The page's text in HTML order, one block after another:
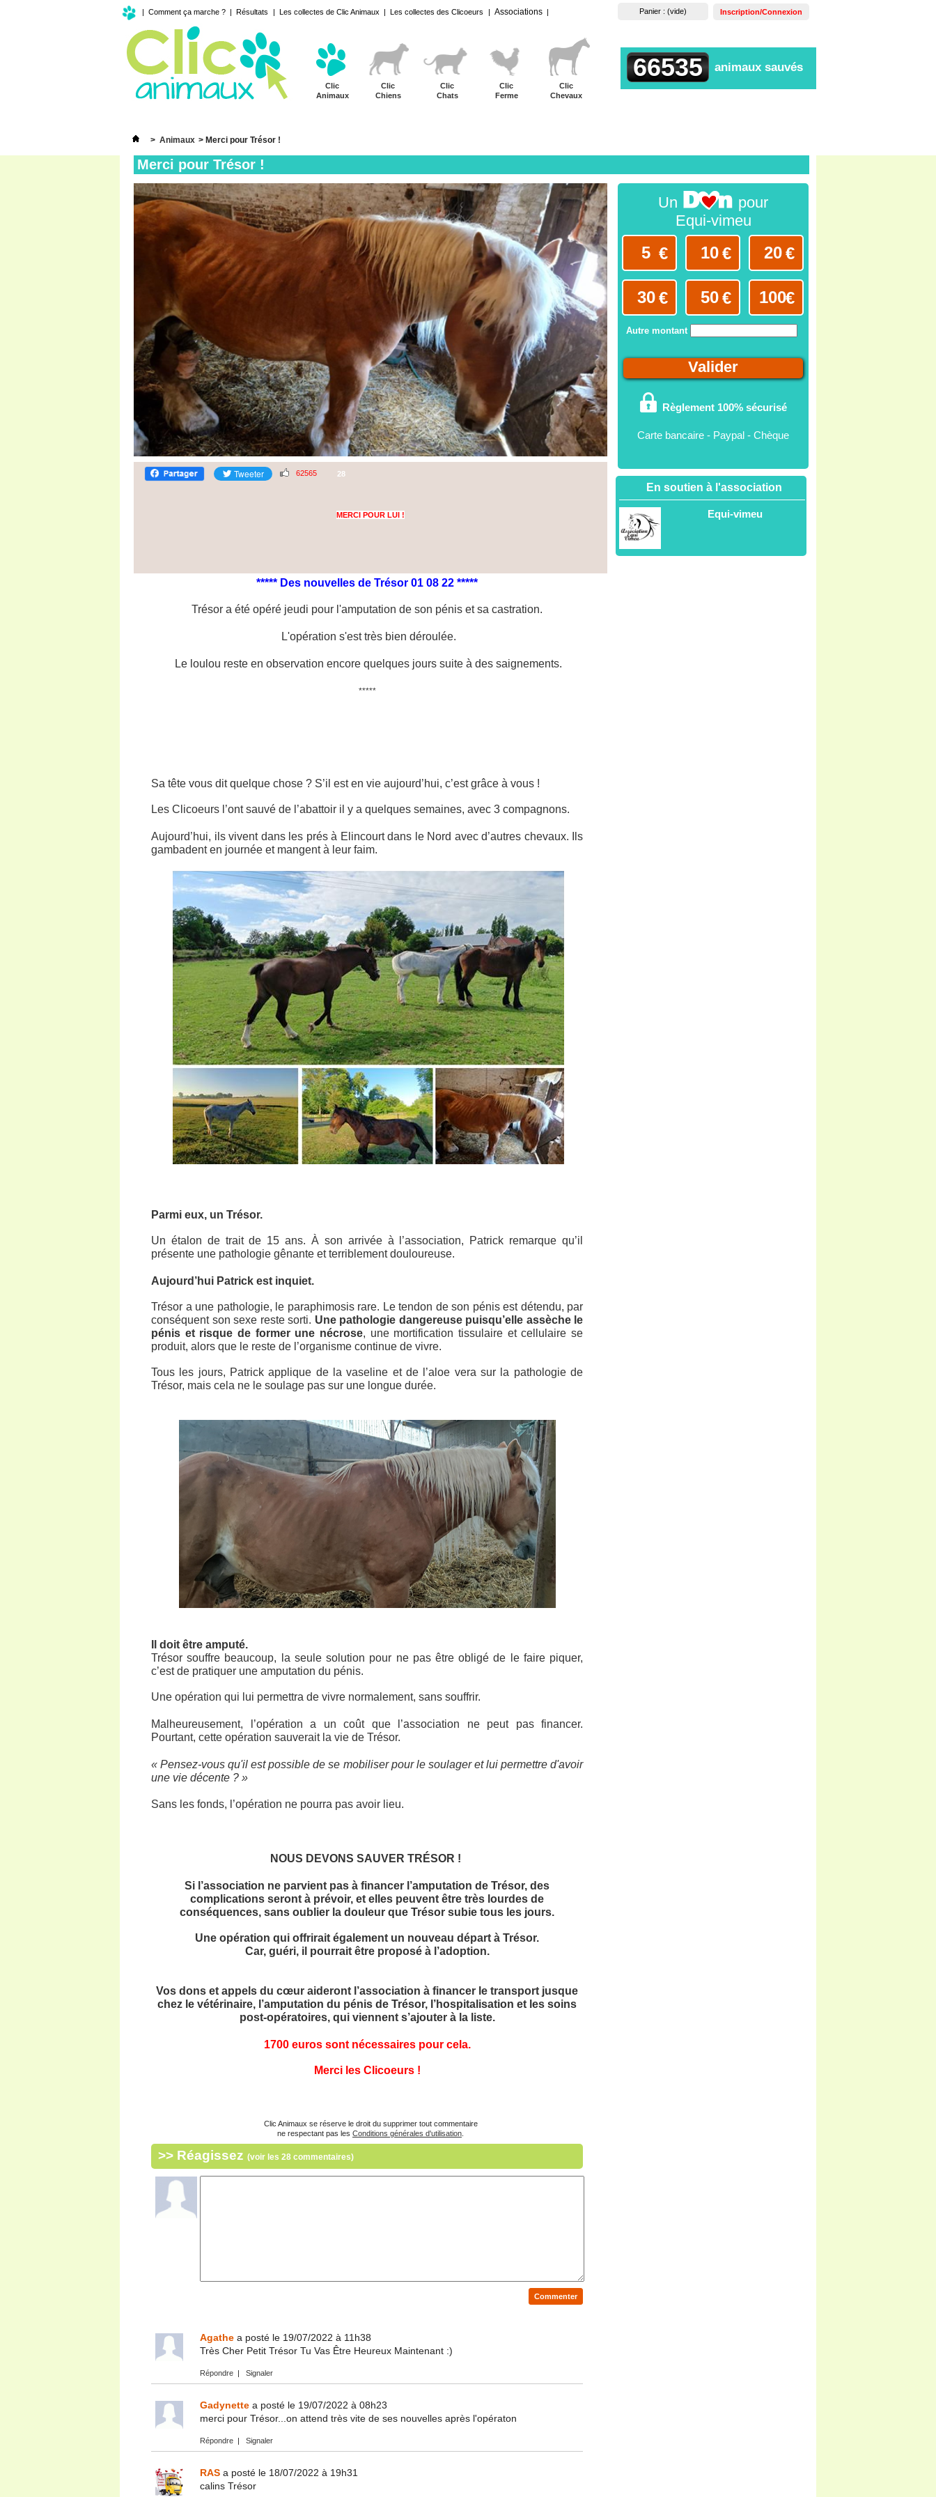
| Comment ça marche ? | Résultats | Les collectes de Clic Animaux | Les collectes des Clicoeurs | Associations |
Clic
Animaux
Clic
Chiens
Clic
Chats
Clic
Ferme
Clic
Chevaux
animaux sauvés
66535
Inscription/Connexion
Panier : (vide)
> Animaux > Merci pour Trésor !
Merci pour Trésor !
62565 28
MERCI POUR LUI !
***** Des nouvelles de Trésor 01 08 22 *****
Trésor a été opéré jeudi pour l'amputation de son pénis et sa castration.
L'opération s'est très bien déroulée.
Le loulou reste en observation encore quelques jours suite à des saignements.
*****
Sa tête vous dit quelque chose ? S’il est en vie aujourd’hui, c’est grâce à vous !
Les Clicoeurs l’ont sauvé de l’abattoir il y a quelques semaines, avec 3 compagnons.
Aujourd’hui, ils vivent dans les prés à Elincourt dans le Nord avec d’autres chevaux. Ils
gambadent en journée et mangent à leur faim.
Parmi eux, un Trésor.
Un étalon de trait de 15 ans. À son arrivée à l’association, Patrick remarque qu’il
présente une pathologie gênante et terriblement douloureuse.
Aujourd’hui Patrick est inquiet.
Trésor a une pathologie, le paraphimosis rare. Le tendon de son pénis est détendu, par
conséquent son sexe reste sorti. Une pathologie dangereuse puisqu’elle assèche le
pénis et risque de former une nécrose, une mortification tissulaire et cellulaire se
produit, alors que le reste de l’organisme continue de vivre.
Tous les jours, Patrick applique de la vaseline et de l’aloe vera sur la pathologie de
Trésor, mais cela ne le soulage pas sur une longue durée.
Il doit être amputé.
Trésor souffre beaucoup, la seule solution pour ne pas être obligé de le faire piquer,
c’est de pratiquer une amputation du pénis.
Une opération qui lui permettra de vivre normalement, sans souffrir.
Malheureusement, l’opération a un coût que l’association ne peut pas financer.
Pourtant, cette opération sauverait la vie de Trésor.
«Pensez-vous qu'il est possible de se mobiliser pour le soulager et lui permettre d'avoir
une vie décente ? »
Sans les fonds, l’opération ne pourra pas avoir lieu.
NOUS DEVONS SAUVER TRÉSOR !
Si l’association ne parvient pas à financer l’amputation de Trésor, des
complications seront à prévoir, et elles peuvent être très lourdes de
conséquences, sans oublier la douleur que Trésor subie tous les jours.
Une opération qui offrirait également un nouveau départ à Trésor.
Car, guéri, il pourrait être proposé à l’adoption.
Vos dons et appels du cœur aideront l’association à financer le transport jusque
chez le vétérinaire, l’amputation du pénis de Trésor, l’hospitalisation et les soins
post-opératoires, qui viennent s’ajouter à la liste.
1700 euros sont nécessaires pour cela.
Merci les Clicoeurs !
Clic Animaux se réserve le droit du supprimer tout commentaire
ne respectant pas les Conditions générales d'utilisation
>> Réagissez (voir les 28 commentaires)
Agathe a posté le 19/07/2022 à 11h38
Très Cher Petit Trésor Tu Vas Être Heureux Maintenant :)
Répondre | Signaler
Gadynette a posté le 19/07/2022 à 08h23
merci pour Trésor...on attend très vite de ses nouvelles après l'opératon
Répondre | Signaler
RAS a posté le 18/07/2022 à 19h31
calins Trésor
Un
pour
Equi-vimeu
€ € €
€ € €
Autre montant
Règlement 100% sécurisé
Carte bancaire - Paypal - Chèque
En soutien à l'association
Equi-vimeu